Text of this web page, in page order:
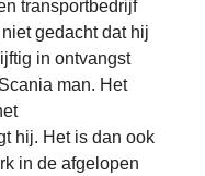
transportbedrijf
gedacht dat hij
in ontvangst
man. Het
hij. Het is dan ook
in de afgelopen